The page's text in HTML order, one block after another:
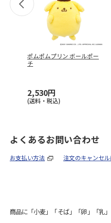
ポムポムプリン ボールポー
チ
2,530円
(送料・税込)
よくあるお問い合わせ
お支払い方法 注文のキャンセ
商品に「小麦」「そば」「卵」「乳